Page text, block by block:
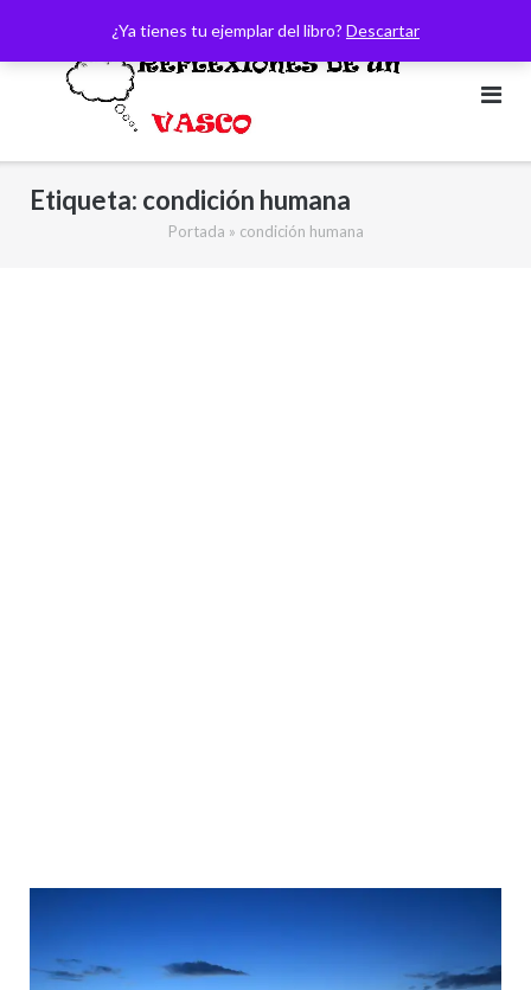
¿Ya tienes tu ejemplar del libro? Descartar
contenido
Etiqueta: condición humana
Portada » condición humana